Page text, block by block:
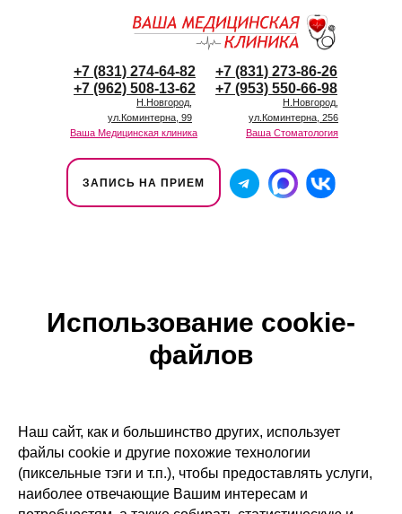
+7 (831) 274-64-82
+7 (962) 508-13-62
ЗАПИСЬ НА ПРИЕМ
Н.Новгород,
ул.Коминтерна, 99
Ваша Медицинская клиника
Ваша Стоматология
+7 (953) 550-66-98
+7 (831) 273-86-26
Н.Новгород,
ул.Коминтерна, 256
Использование cookie-
файлов
Наш сайт, как и большинство других, использует
файлы cookie и другие похожие технологии
(пиксельные тэги и т.п.), чтобы предоставлять услуги,
наиболее отвечающие Вашим интересам и